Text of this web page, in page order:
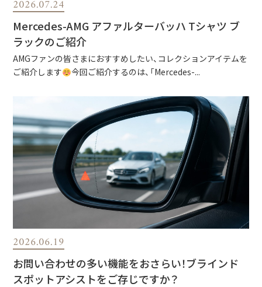
2026.07.24
Mercedes-AMG アファルターバッハ Tシャツ ブ
ラックのご紹介
AMGファンの皆さまにおすすめしたい、コレクションアイテムを
ご紹介します
今回ご紹介するのは、「Mercedes-...
2026.06.19
お問い合わせの多い機能をおさらい！ブラインド
スポットアシストをご存じですか？